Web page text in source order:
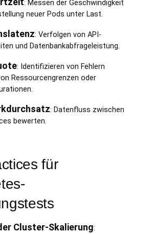
: Messen der Geschwindigkeit
neuer Pods unter Last.
: Verfolgen von API-
und Datenbankabfrageleistung.
: Identifizieren von Fehlern
Ressourcengrenzen oder
: Datenfluss zwischen
bewerten.
für
Cluster-Skalierung: